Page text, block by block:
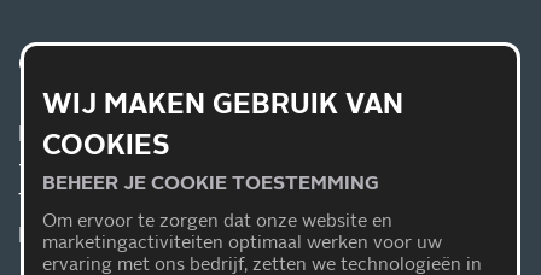
CARTEAM AUTOBEDRIJF BOOM
Pierebaan 2
1141 GW Monnickendam
T
info@autobedrijfboom.nl
WIJ MAKEN GEBRUIK VAN
COOKIES
BEHEER JE COOKIE TOESTEMMING
Om ervoor te zorgen dat onze website en
marketingactiviteiten optimaal werken voor uw
ervaring met ons bedrijf, zetten we technologieën in